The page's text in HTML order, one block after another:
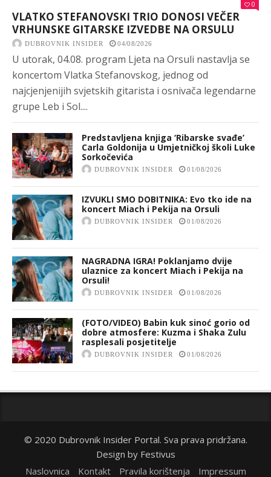
0
VLATKO STEFANOVSKI TRIO DONOSI VEČER
VRHUNSKE GITARSKE IZVEDBE NA ORSULU
DUBROVNIK INSIDER 04/08/2026
U utorak, 04.08. program Ljeta na Orsuli nastavlja se
koncertom Vlatka Stefanovskog, jednog od
najcjenjenijih svjetskih gitarista i osnivača legendarne
grupe Leb i Sol....
Predstavljena knjiga ‘Ribarske svađe’
Carla Goldonija u Umjetničkoj školi Luke
Sorkočevića
DUBROVNIK INSIDER 01/08/2026
IZVUKLI SMO DOBITNIKA: Evo tko ide na
koncert Miach i Pekija na Orsuli
DUBROVNIK INSIDER 01/08/2026
NAGRADNA IGRA! Poklanjamo dvije
ulaznice za koncert Miach i Pekija na
Orsuli!
DUBROVNIK INSIDER 01/08/2026
(FOTO/VIDEO) Babin kuk sinoć gorio od
dobre atmosfere: Kuzma i Shaka Zulu
rasplesali posjetitelje
DUBROVNIK INSIDER 01/08/2026
© 2020 Dubrovnik Insider Portal. Sva prava pridržana.
Design by Festivus
Naslovnica
Kontakt Pravila korištenja Impressum